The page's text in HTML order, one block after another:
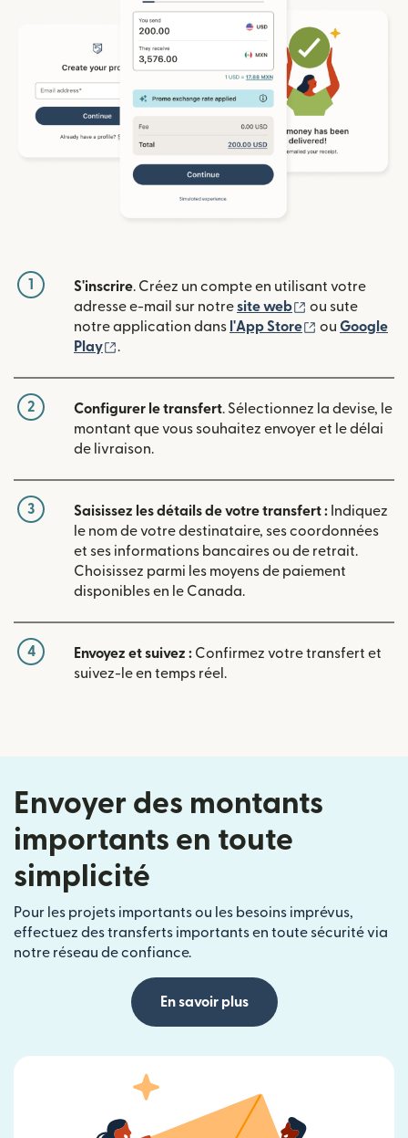
1 S'inscrire. Créez un compte en utilisant votre
adresse e-mail sur notresite web (s'ouvre dans
ou sute
notre application dans l'App Store (s'ouvre
ou Google
Play
.
2 Configurer le transfert. Sélectionnez la devise, le
montant que vous souhaitez envoyer et le délai
de livraison.
3 Saisissez les détails de votre transfert : Indiquez
le nom de votre destinataire, ses coordonnées
et ses informations bancaires ou de retrait.
Choisissez parmi les moyens de paiement
disponibles en le Canada.
4 Envoyez et suivez : Confirmez votre transfert et
suivez-le en temps réel.
Envoyer des montants
importants en toute
simplicité
Pour les projets importants ou les besoins imprévus,
effectuez des transferts importants en toute sécurité via
notre réseau de confiance.
En savoir plus